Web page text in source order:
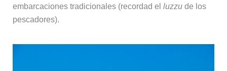
embarcaciones tradicionales (recordad el luzzude los
pescadores).